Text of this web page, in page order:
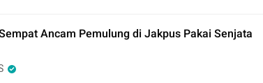
Ancam Pemulung di Jakpus Pakai Senjata